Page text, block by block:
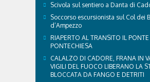
Scivola sul sentiero a Danta di
Soccorso escursionista sul Col dei
d’Ampezzo
RIAPERTO AL TRANSITO IL PONTE
PONTECHIESA
CALALZO DI CADORE, FRANA IN
VIGILI DEL FUOCO LIBERANO LA
BLOCCATA DA FANGO E DETRITI